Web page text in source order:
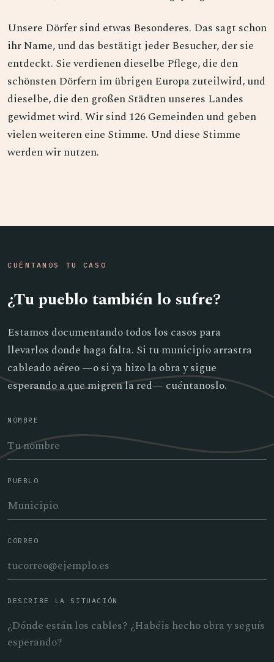
Unsere Dörfer sind etwas Besonderes. Das sagt schon
ihr Name, und das bestätigt jeder Besucher, der sie
entdeckt. Sie verdienen dieselbe Pflege, die den
schönsten Dörfern im übrigen Europa zuteilwird, und
dieselbe, die den großen Städten unseres Landes
gewidmet wird. Wir sind 126 Gemeinden und geben
vielen weiteren eine Stimme. Und diese Stimme
werden wir nutzen.
CUÉNTANOS TU CASO
¿Tu pueblo también lo sufre?
Estamos documentando todos los casos para
llevarlos donde haga falta. Si tu municipio arrastra
cableado aéreo —o si ya hizo la obra y sigue
esperando a que migren la red— cuéntanoslo.
NOMBRE
PUEBLO
CORREO
DESCRIBE LA SITUACIÓN